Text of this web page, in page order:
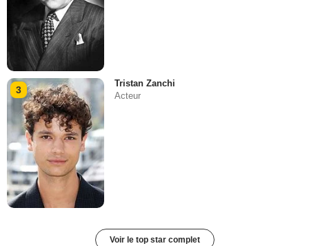
3
Tristan Zanchi
Acteur
Voir le top star complet